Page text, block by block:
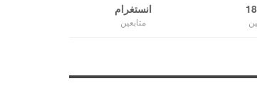
انستغرام
متابعين